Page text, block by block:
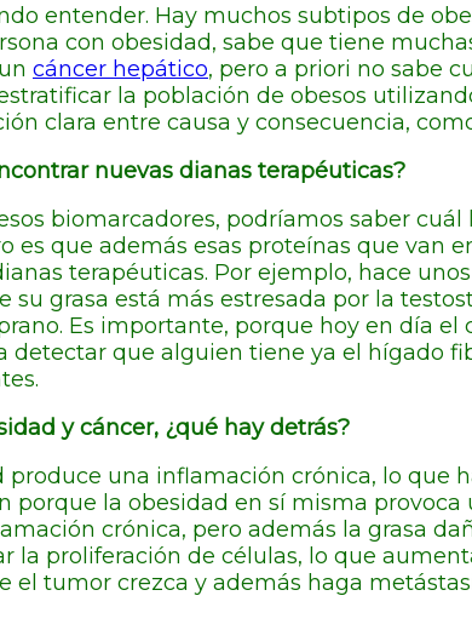
entender. Hay muchos subtipos de
con obesidad, sabe que tiene
cáncer hepático, pero a priori no sabe
la población de obesos
clara entre causa y consecuencia,
nuevas dianas terapéuticas?
biomarcadores, podríamos saber
es que además esas proteínas que van
terapéuticas. Por ejemplo, hace
grasa está más estresada por la
Es importante, porque hoy en día
detectar que alguien tiene ya el hígado
y cáncer, ¿qué hay detrás?
una inflamación crónica, lo que
la obesidad en sí misma
crónica, pero además la grasa
la proliferación de células, lo que
tumor crezca y además haga